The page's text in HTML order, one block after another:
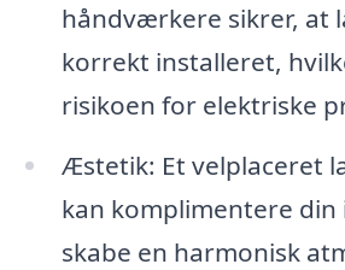
håndværkere sikrer, at
korrekt installeret,
risikoen for elektriske
Æstetik: Et velplaceret
kan komplimentere
skabe en harmonisk